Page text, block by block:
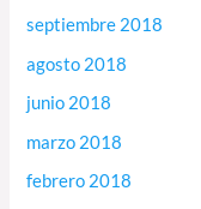
septiembre 2018
agosto 2018
junio 2018
marzo 2018
febrero 2018